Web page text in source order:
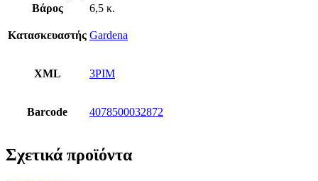
Βάρος
6,5 κ.
Κατασκευαστής Gardena
XML 3PIM
Barcode 4078500032872
Σχετικά προϊόντα